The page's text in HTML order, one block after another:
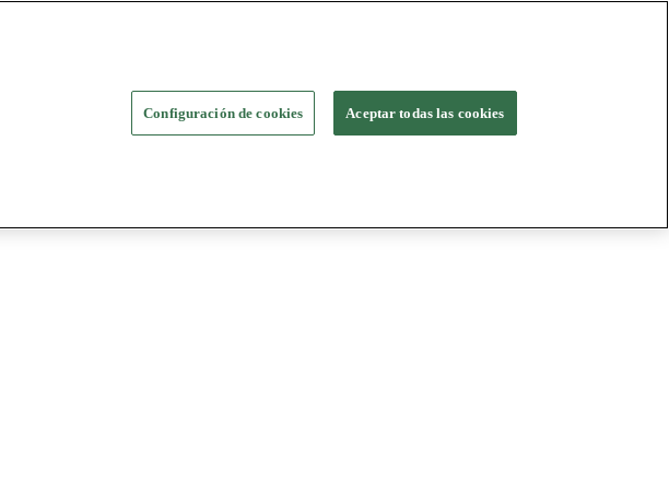
Configuración de cookies Aceptar todas las cookies